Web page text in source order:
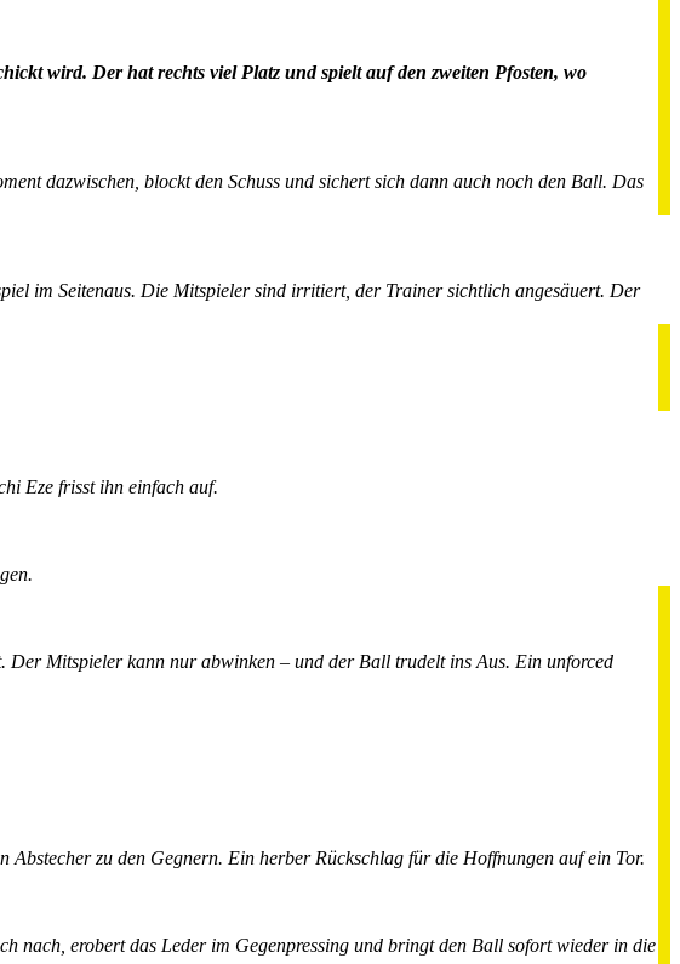
wird. Der hat rechts viel Platz und spielt auf den zweiten Pfosten, wo
dazwischen, blockt den Schuss und sichert sich dann auch noch den Ball. Das
im Seitenaus. Die Mitspieler sind irritiert, der Trainer sichtlich angesäuert. Der
Eze frisst ihn einfach auf.
Der Mitspieler kann nur abwinken – und der Ball trudelt ins Aus. Ein unforced
zu den Gegnern. Ein herber Rückschlag für die Hoffnungen auf ein Tor.
nach, erobert das Leder im Gegenpressing und bringt den Ball sofort wieder in die